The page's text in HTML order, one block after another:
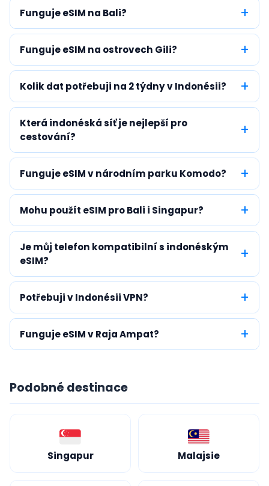
Funguje eSIM na Bali?
Funguje eSIM na ostrovech Gili?
Kolik dat potřebuji na 2 týdny v Indonésii?
Která indonéská síť je nejlepší pro
cestování?
Funguje eSIM v národním parku Komodo?
Mohu použít eSIM pro Bali i Singapur?
Je můj telefon kompatibilní s indonéským
eSIM?
Potřebuji v Indonésii VPN?
Funguje eSIM v Raja Ampat?
Podobné destinace
Singapur Malajsie